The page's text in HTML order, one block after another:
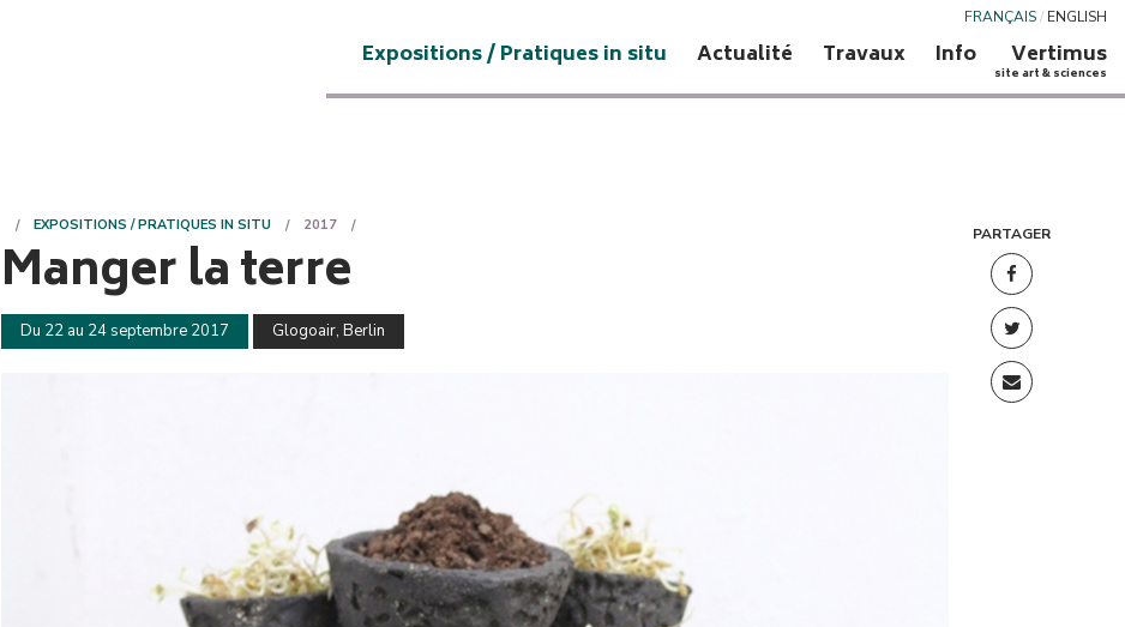
FRANÇAIS/ENGLISH
Expositions / Pratiques in situ Actualité Travaux Info Vertimus
site art & sciences
PARTAGER
EXPOSITIONS / PRATIQUES IN SITU 2017
Manger la terre
Du 22 au 24 septembre 2017 Glogoair, Berlin